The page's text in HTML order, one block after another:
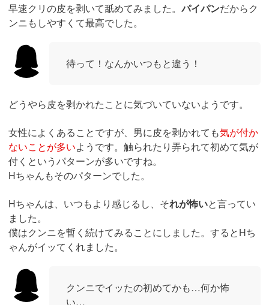
早速クリの皮を剥いて舐めてみました。 パイパンだからク
ンニもしやすくて最高でした。
待って！なんかいつもと違う！
どうやら皮を剥かれたことに気づいていないようです。
女性によくあることですが、男に皮を剥かれても気が付か
ないことが多いようです。触られたり弄られて初めて気が
付くというパターンが多いですね。
Hちゃんもそのパターンでした。
Hちゃんは、いつもより感じるし、それが怖いと言ってい
ました。
僕はクンニを暫く続けてみることにしました。するとHち
ゃんがイッてくれました。
クンニでイッたの初めてかも…何か怖
い…